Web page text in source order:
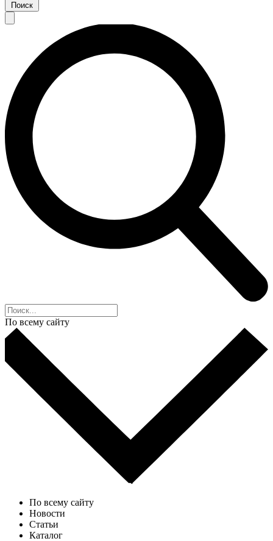
Поиск
По всему сайту
По всему сайту
Новости
Статьи
Каталог